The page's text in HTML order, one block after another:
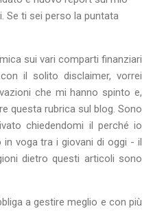
Se ti sei perso la puntata
sui vari comparti finanziari
il solito disclaimer, vorrei
che mi hanno spinto e,
questa rubrica sul blog. Sono
chiedendomi il perché io
voga tra i giovani di oggi - il
dietro questi articoli sono
a gestire meglio e con più